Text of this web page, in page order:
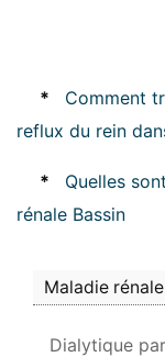
*
Comment
reflux du rein
*
Quelles
rénale Bassin
Maladie rénale
Dialytique